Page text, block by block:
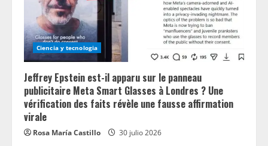
Ciencia y tecnologia
Jeffrey Epstein est-il apparu sur le panneau
publicitaire Meta Smart Glasses à Londres ? Une
vérification des faits révèle une fausse affirmation
virale
Rosa María Castillo 30 julio 2026